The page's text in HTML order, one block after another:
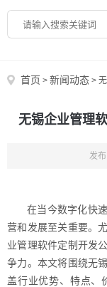
首页 > 新闻动态 >
无锡企业管理
发
在当今数字化快
营和发展至关重要。
业管理软件定制开发
争力。本文将围绕无
盖行业优势、特点、